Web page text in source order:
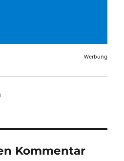
Werbung
Kommentar